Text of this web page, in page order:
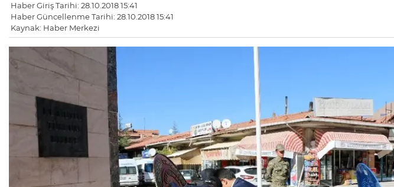
Haber Giriş Tarihi: 28.10.2018 15:41
Haber Güncellenme Tarihi: 28.10.2018 15:41
Kaynak: Haber Merkezi